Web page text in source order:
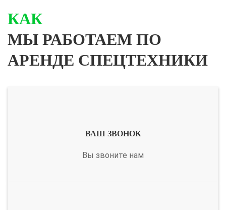
КАК
МЫ РАБОТАЕМ ПО
АРЕНДЕ СПЕЦТЕХНИКИ
ВАШ ЗВОНОК
Вы звоните нам